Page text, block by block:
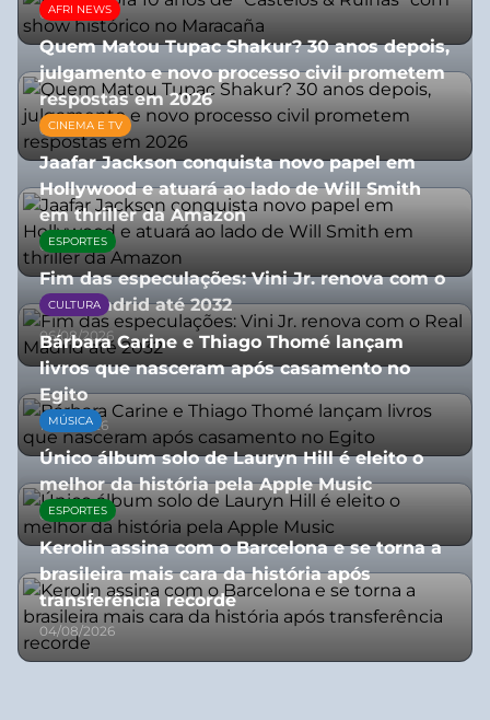
06/08/2026
AFRI NEWS
Quem Matou Tupac Shakur? 30 anos depois,
julgamento e novo processo civil prometem
respostas em 2026
05/08/2026
CINEMA E TV
Jaafar Jackson conquista novo papel em
Hollywood e atuará ao lado de Will Smith
em thriller da Amazon
06/08/2026
ESPORTES
Fim das especulações: Vini Jr. renova com o
Real Madrid até 2032
06/08/2026
CULTURA
Bárbara Carine e Thiago Thomé lançam
livros que nasceram após casamento no
Egito
10/07/2026
MÚSICA
Único álbum solo de Lauryn Hill é eleito o
melhor da história pela Apple Music
06/08/2026
ESPORTES
Kerolin assina com o Barcelona e se torna a
brasileira mais cara da história após
transferência recorde
04/08/2026